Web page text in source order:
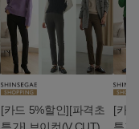
[카드 5%할인][파격초
[카